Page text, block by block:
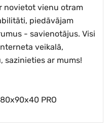
novietot vienu otram
piedāvājam
- savienotājus. Visi
veikalā,
sazinieties ar mums!
PRO